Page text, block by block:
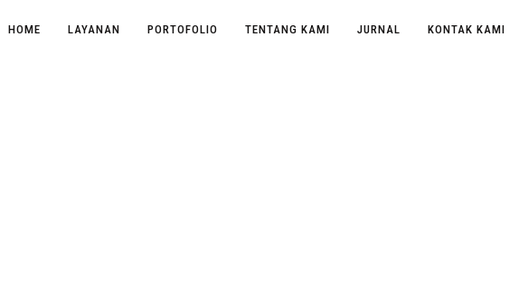
HOME LAYANAN PORTOFOLIO TENTANG KAMI JURNAL KONTAK KAMI